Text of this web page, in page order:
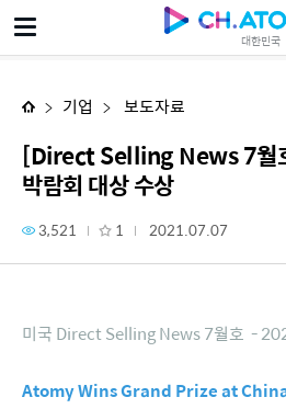
대한민국
기업 보도자료
[Direct Selling News 7월
박람회 대상 수상
3,521 1 2021.07.07
미국 Direct Selling News 7월호 -
Atomy Wins Grand Prize at